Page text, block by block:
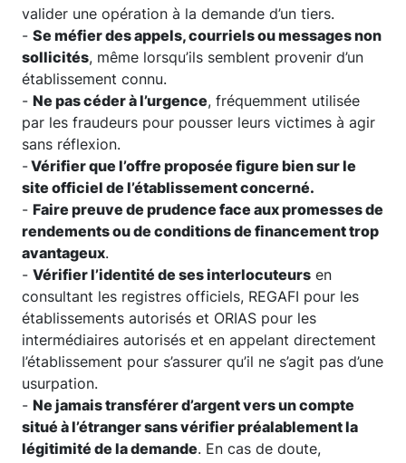
valider une opération à la demande d’un tiers.
- Se méfier des appels, courriels ou messages non
sollicités, même lorsqu’ils semblent provenir d’un
établissement connu.
- Ne pas céder à l’urgence, fréquemment utilisée
par les fraudeurs pour pousser leurs victimes à agir
sans réflexion.
-Vérifier que l’offre proposée figure bien sur le
site officiel de l’établissement concerné.
- Faire preuve de prudence face aux promesses de
rendements ou de conditions de financement trop
avantageux.
- Vérifier l’identité de ses interlocuteurs en
consultant les registres officiels, REGAFI pour les
établissements autorisés et ORIAS pour les
intermédiaires autorisés et en appelant directement
l’établissement pour s’assurer qu’il ne s’agit pas d’une
usurpation.
- Ne jamais transférer d’argent vers un compte
situé à l’étranger sans vérifier préalablement la
légitimité de la demande. En cas de doute,